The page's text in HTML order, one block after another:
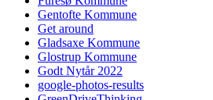
Gentofte Kommune
Get around
Gladsaxe Kommune
Glostrup Kommune
Godt Nytår 2022
google-photos-results